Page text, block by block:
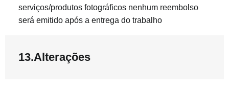
serviços/produtos fotográficos nenhum reembolso
será emitido após a entrega do trabalho
13.Alterações